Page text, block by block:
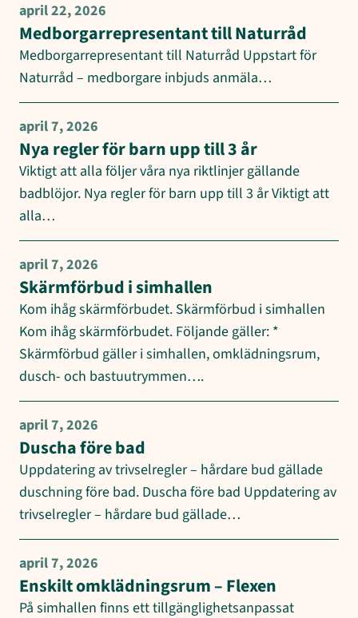
april 22, 2026
Medborgarrepresentant till Naturråd
Medborgarrepresentant till Naturråd Uppstart för
Naturråd – medborgare inbjuds anmäla…
april 7, 2026
Nya regler för barn upp till 3 år
Viktigt att alla följer våra nya riktlinjer gällande
badblöjor. Nya regler för barn upp till 3 år Viktigt att
alla…
april 7, 2026
Skärmförbud i simhallen
Kom ihåg skärmförbudet. Skärmförbud i simhallen
Kom ihåg skärmförbudet. Följande gäller: *
Skärmförbud gäller i simhallen, omklädningsrum,
dusch- och bastuutrymmen….
april 7, 2026
Duscha före bad
Uppdatering av trivselregler – hårdare bud gällade
duschning före bad. Duscha före bad Uppdatering av
trivselregler – hårdare bud gällade…
april 7, 2026
Enskilt omklädningsrum – Flexen
På simhallen finns ett tillgänglighetsanpassat